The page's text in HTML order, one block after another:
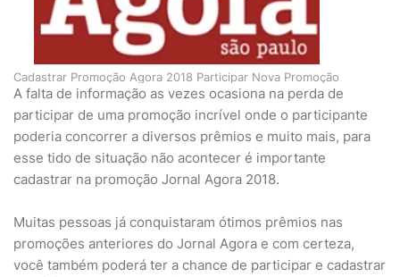
Cadastrar Promoção Agora 2018 Participar Nova Promoção
A falta de informação as vezes ocasiona na perda de
participar de uma promoção incrível onde o participante
poderia concorrer a diversos prêmios e muito mais, para
esse tido de situação não acontecer é importante
cadastrar na promoção Jornal Agora 2018.
Muitas pessoas já conquistaram ótimos prêmios nas
promoções anteriores do Jornal Agora e com certeza,
você também poderá ter a chance de participar e cadastrar